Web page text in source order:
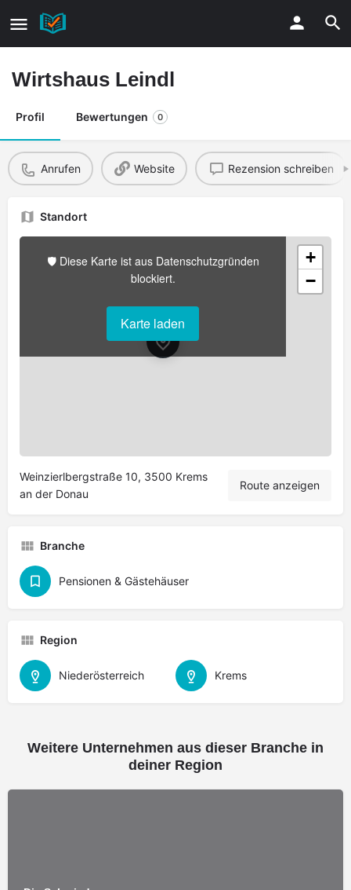
Wirtshaus Leindl
Profil Bewertungen 0
Anrufen Website Rezension schreiben
Standort
🛡️ Diese Karte ist aus Datenschutzgründen
blockiert.
Karte laden
+
−
Weinzierlbergstraße 10, 3500 Krems
an der Donau
Route anzeigen
Branche
Pensionen & Gästehäuser
Region
Niederösterreich Krems
Weitere Unternehmen aus dieser Branche in
deiner Region